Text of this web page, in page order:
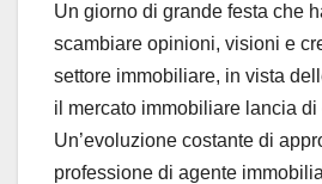
Un giorno di grande festa che
scambiare opinioni, visioni e
settore immobiliare, in vista
il mercato immobiliare lancia di
Un’evoluzione costante di
professione di agente